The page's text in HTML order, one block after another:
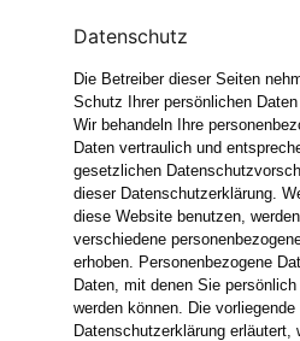
Datenschutz
Die Betreiber dieser Seiten
Schutz Ihrer persönlichen Daten
Wir behandeln Ihre
Daten vertraulich und
gesetzlichen
dieser Datenschutzerklärung.
diese Website benutzen, werden
verschiedene
erhoben. Personenbezogene
Daten, mit denen Sie
werden können. Die vorliegende
Datenschutzerklärung erläutert,